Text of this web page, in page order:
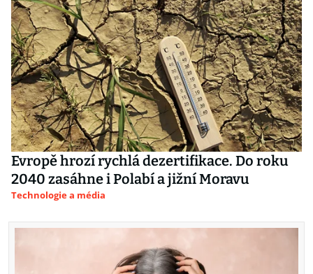
Evropě hrozí rychlá dezertifikace. Do roku
2040 zasáhne i Polabí a jižní Moravu
Technologie a média